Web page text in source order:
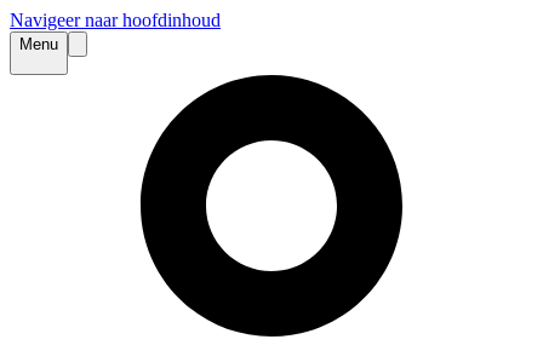
Navigeer naar hoofdinhoud
Menu